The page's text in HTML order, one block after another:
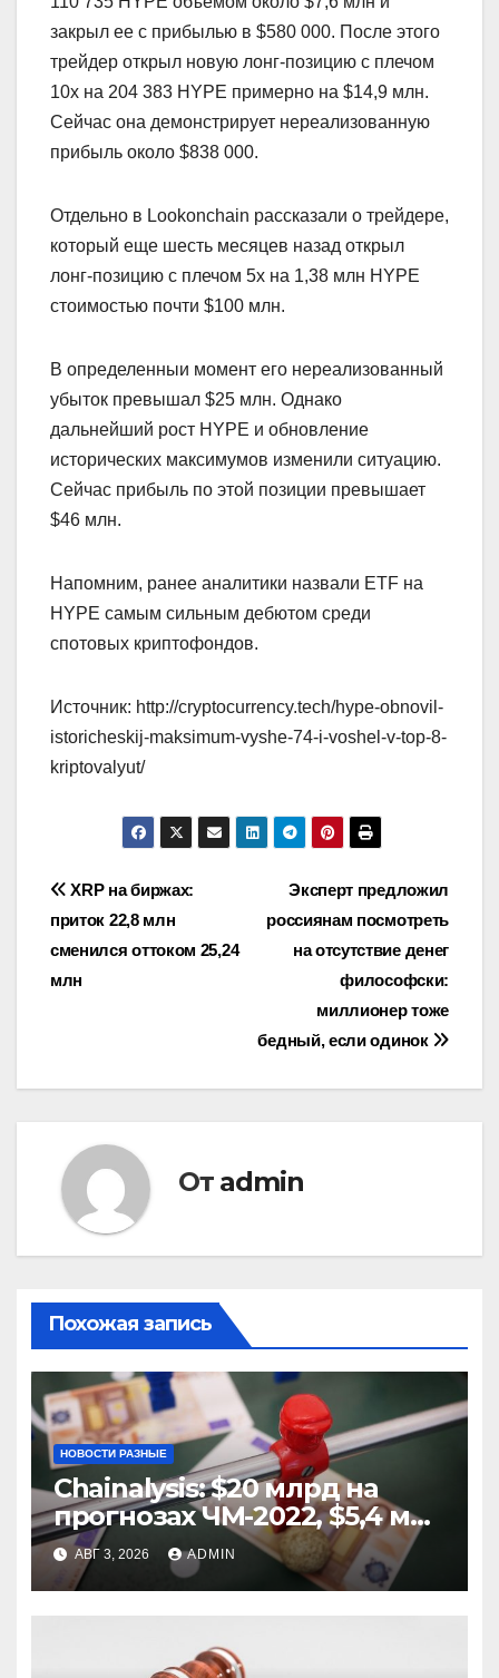
закрыл ее с прибылью в $580 000. После этого
трейдер открыл новую лонг-позицию с плечом
10x на 204 383 HYPE примерно на $14,9 млн.
Сейчас она демонстрирует нереализованную
прибыль около $838 000.
Отдельно в Lookonchain рассказали о трейдере,
который еще шесть месяцев назад открыл
лонг-позицию с плечом 5x на 1,38 млн HYPE
стоимостью почти $100 млн.
В определенныи момент его нереализованный
убыток превышал $25 млн. Однако
дальнейший рост HYPE и обновление
исторических максимумов изменили ситуацию.
Сейчас прибыль по этой позиции превышает
$46 млн.
Напомним, ранее аналитики назвали ETF на
HYPE самым сильным дебютом среди
спотовых криптофондов.
Источник: http://cryptocurrency.tech/hype-obnovil-
istoricheskij-maksimum-vyshe-74-i-voshel-v-top-8-
kriptovalyut/
Навигация
по
записям
Эксперт предложил
россиянам посмотреть
на отсутствие денег
философски:
миллионер тоже
бедный, если одинок
XRP на биржах:
приток 22,8 млн
сменился оттоком 25,24
млн
От admin
Похожая запись
НОВОСТИ РАЗНЫЕ
Chainalysis: $20 млрд на
прогнозах ЧМ-2022, $5,4 млн
из них незаконные
АВГ 3, 2026 ADMIN